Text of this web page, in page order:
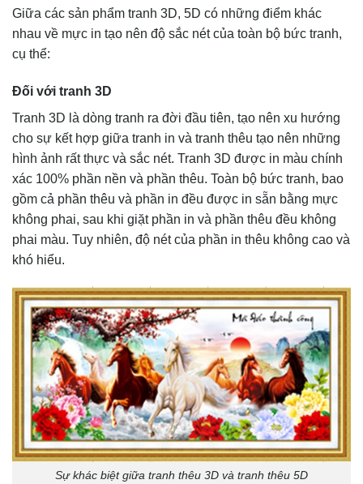
Giữa các sản phẩm tranh 3D, 5D có những điểm khác
nhau về mực in tạo nên độ sắc nét của toàn bộ bức tranh,
cụ thể:
Đối với tranh 3D
Tranh 3D là dòng tranh ra đời đầu tiên, tạo nên xu hướng
cho sự kết hợp giữa tranh in và tranh thêu tạo nên những
hình ảnh rất thực và sắc nét. Tranh 3D được in màu chính
xác 100% phần nền và phần thêu. Toàn bộ bức tranh, bao
gồm cả phần thêu và phần in đều được in sẵn bằng mực
không phai, sau khi giặt phần in và phần thêu đều không
phai màu. Tuy nhiên, độ nét của phần in thêu không cao và
khó hiểu.
Sự khác biệt giữa tranh thêu 3D và tranh thêu 5D